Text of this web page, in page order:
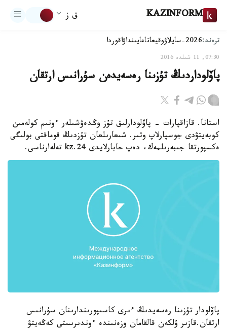
KAZINFORM ق ز
ترەند:2026-سايلاۋ وقيعاتاعايىنداۋاقوردا
07:30, 11 شىلدە 2016
پاۆلوداردىڭ تۇزىنا رەسەيدەن سۇرانىس ارتقان
استانا. قازاقپارات - پاۆلودارلىق تۇز وڭدەۋشىلەر ءونىم كولەمىن
كوبەيتۋدى جوسپارلاپ وتىر. شىعارىلعان تۇزدىڭ قوماقتى بولىگى
ەكسپورتقا جىبەرىلمەك، دەپ حابارلايدى 24.kz تەلەارناسى.
پاۆلودار تۇزىنا رەسەيدىڭ ءىرى كاسىپورىندارىنان سۇرانىس
ارتقان.قازىر ۇلكەن قالقامان وزەنىندە ءوندىرىستى كەڭەيتۋ